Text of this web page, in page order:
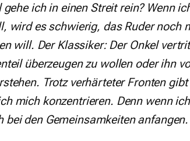
ich in einen Streit rein? Wenn
wird es schwierig, das Ruder noch
will. Der Klassiker: Der Onkel
überzeugen zu wollen oder ihn
Trotz verhärteter Fronten
mich konzentrieren. Denn wenn
den Gemeinsamkeiten anfangen.